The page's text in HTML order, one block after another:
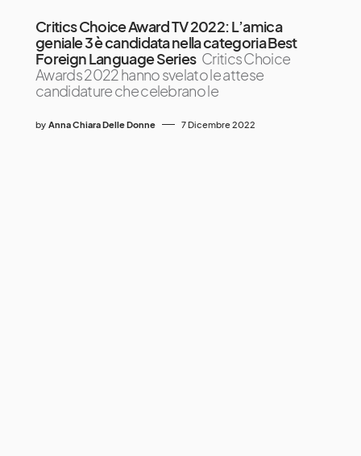
Critics Choice Award TV 2022: L’amica
geniale 3 è candidata nella categoria Best
Foreign Language Series Critics Choice
Awards 2022 hanno svelato le attese
candidature che celebrano le
by Anna Chiara Delle Donne 7 Dicembre 2022